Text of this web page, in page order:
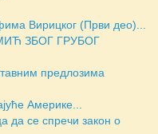
Вирицког (Први део)...
ЗБОГ ГРУБОГ
предлозима
Америке...
да се спречи закон о